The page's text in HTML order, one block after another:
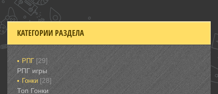
КАТЕГОРИИ РАЗДЕЛА
РПГ [29]
РПГ игры
Гонки‎ [28]
Топ Гонки‎